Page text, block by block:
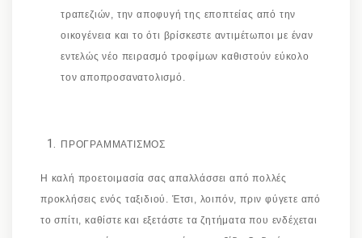
τραπεζιών, την αποφυγή της εποπτείας από την
οικογένεια και το ότι βρίσκεστε αντιμέτωποι με έναν
εντελώς νέο πειρασμό τροφίμων καθιστούν εύκολο
τον αποπροσανατολισμό.
ΠΡΟΓΡΑΜΜΑΤΙΣΜΟΣ
Η καλή προετοιμασία σας απαλλάσσει από πολλές
προκλήσεις ενός ταξιδιού. Έτσι, λοιπόν, πριν φύγετε από
το σπίτι, καθίστε και εξετάστε τα ζητήματα που ενδέχεται